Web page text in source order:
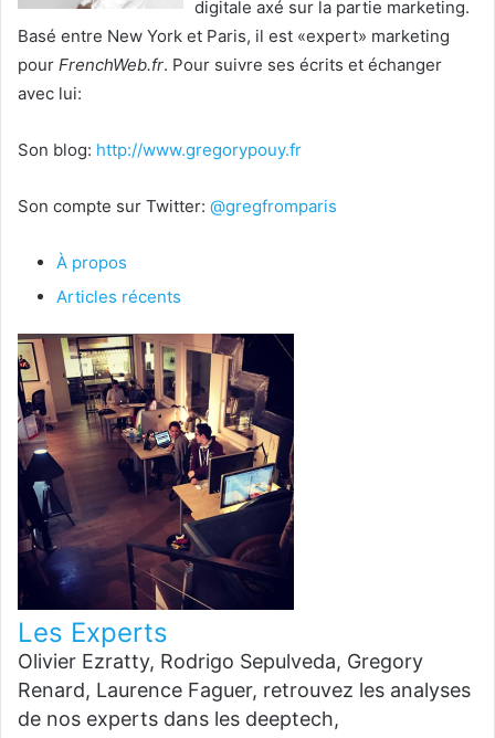
digitale axé sur la partie marketing.
Basé entre New York et Paris, il est «expert» marketing
pour FrenchWeb.fr. Pour suivre ses écrits et échanger
avec lui:
Son blog: http://www.gregorypouy.fr
Son compte sur Twitter: @gregfromparis
À propos
Articles récents
Les Experts
Olivier Ezratty, Rodrigo Sepulveda, Gregory
Renard, Laurence Faguer, retrouvez les analyses
de nos experts dans les deeptech,